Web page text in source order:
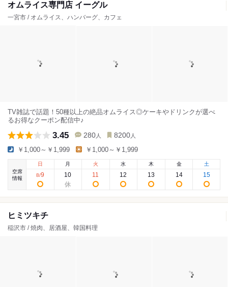
オムライス専門店 イーグル
一宮市 / オムライス、ハンバーグ、カフェ
TV雑誌で話題！50種以上の絶品オムライス◎ケーキやドリンクが選べ
るお得なクーポン配信中♪
3.45 280 人 8200 人
￥1,000～￥1,999 ￥1,000～￥1,999
空席
情報
日
8/9
月
10
火
11
水
12
木
13
金
14
土
15
ヒミツキチ
稲沢市 / 焼肉、居酒屋、韓国料理